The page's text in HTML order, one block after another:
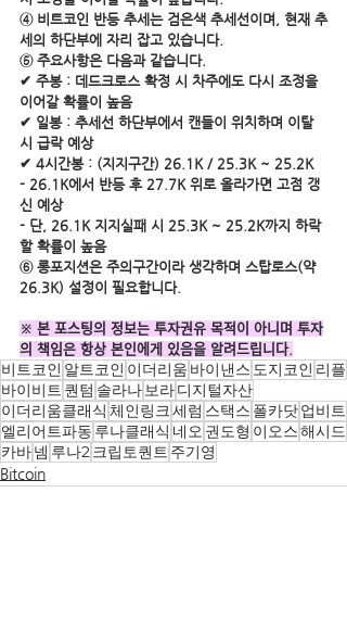
④ 비트코인 반등 추세는 검은색 추세선이며, 현재 추
세의 하단부에 자리 잡고 있습니다.
⑤ 주요사항은 다음과 같습니다.
✔ 주봉 : 데드크로스 확정 시 차주에도 다시 조정을
이어갈 확률이 높음
✔ 일봉 : 추세선 하단부에서 캔들이 위치하며 이탈
시 급락 예상
✔ 4시간봉 : (지지구간) 26.1K / 25.3K ~ 25.2K
- 26.1K에서 반등 후 27.7K 위로 올라가면 고점 갱
신 예상
- 단, 26.1K 지지실패 시 25.3K ~ 25.2K까지 하락
할 확률이 높음
⑥ 롱포지션은 주의구간이라 생각하며 스탑로스(약
26.3K) 설정이 필요합니다.
※ 본 포스팅의 정보는 투자권유 목적이 아니며 투자
의 책임은 항상 본인에게 있음을 알려드립니다.
비트코인 알트코인 이더리움 바이낸스 도지코인 리플
바이비트 퀀텀 솔라나보라디지털자산
이더리움클래식 체인링크세럼 스택스 폴카닷업비트
엘리어트파동 루나클래식 네오 권도형 이오스해시드
카바넴 루나2크립토퀀트 주기영
Bitcoin